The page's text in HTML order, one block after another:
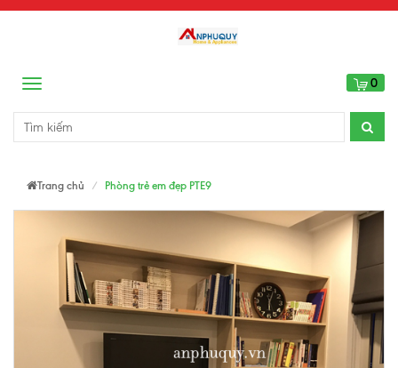
Menu 0
Trang chủ Phòng trẻ em đẹp PTE9